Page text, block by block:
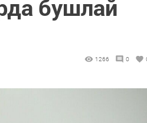
бушлай
1266 0